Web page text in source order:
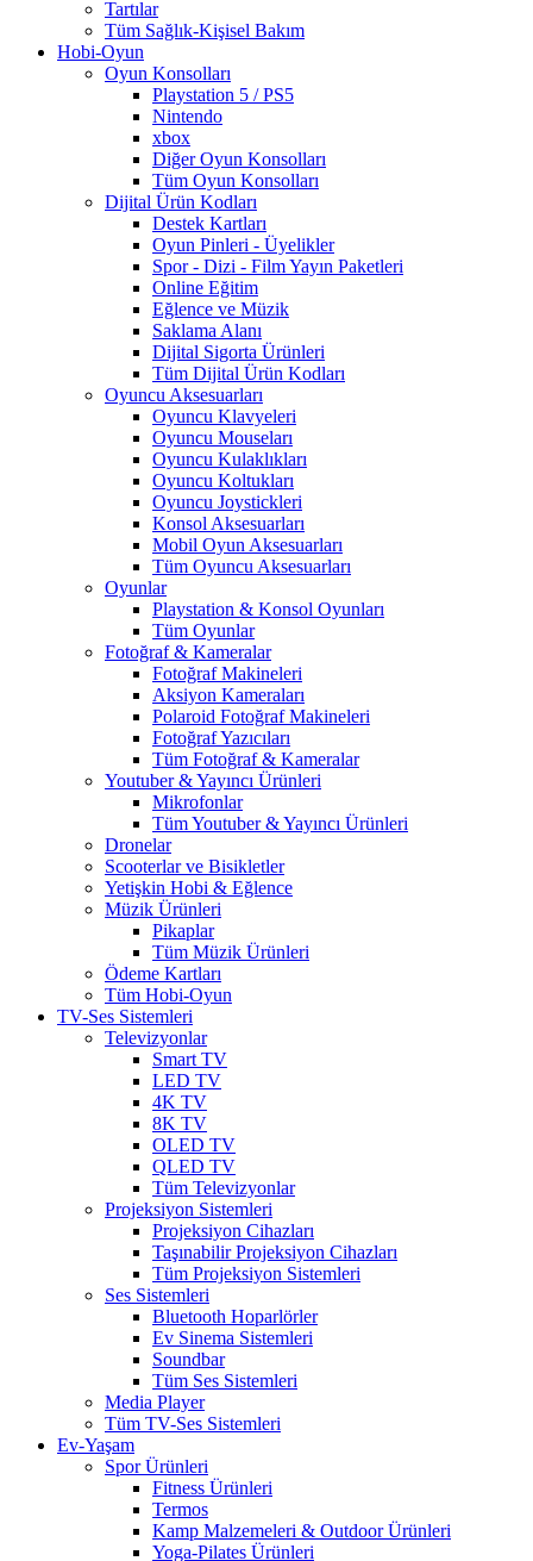
Tartılar
Tüm Sağlık-Kişisel Bakım
Hobi-Oyun
Oyun Konsolları
Playstation 5 / PS5
Nintendo
xbox
Diğer Oyun Konsolları
Tüm Oyun Konsolları
Dijital Ürün Kodları
Destek Kartları
Oyun Pinleri - Üyelikler
Spor - Dizi - Film Yayın Paketleri
Online Eğitim
Eğlence ve Müzik
Saklama Alanı
Dijital Sigorta Ürünleri
Tüm Dijital Ürün Kodları
Oyuncu Aksesuarları
Oyuncu Klavyeleri
Oyuncu Mouseları
Oyuncu Kulaklıkları
Oyuncu Koltukları
Oyuncu Joystickleri
Konsol Aksesuarları
Mobil Oyun Aksesuarları
Tüm Oyuncu Aksesuarları
Oyunlar
Playstation & Konsol Oyunları
Tüm Oyunlar
Fotoğraf & Kameralar
Fotoğraf Makineleri
Aksiyon Kameraları
Polaroid Fotoğraf Makineleri
Fotoğraf Yazıcıları
Tüm Fotoğraf & Kameralar
Youtuber & Yayıncı Ürünleri
Mikrofonlar
Tüm Youtuber & Yayıncı Ürünleri
Dronelar
Scooterlar ve Bisikletler
Yetişkin Hobi & Eğlence
Müzik Ürünleri
Pikaplar
Tüm Müzik Ürünleri
Ödeme Kartları
Tüm Hobi-Oyun
TV-Ses Sistemleri
Televizyonlar
Smart TV
LED TV
4K TV
8K TV
OLED TV
QLED TV
Tüm Televizyonlar
Projeksiyon Sistemleri
Projeksiyon Cihazları
Taşınabilir Projeksiyon Cihazları
Tüm Projeksiyon Sistemleri
Ses Sistemleri
Bluetooth Hoparlörler
Ev Sinema Sistemleri
Soundbar
Tüm Ses Sistemleri
Media Player
Tüm TV-Ses Sistemleri
Ev-Yaşam
Spor Ürünleri
Fitness Ürünleri
Termos
Kamp Malzemeleri & Outdoor Ürünleri
Yoga-Pilates Ürünleri